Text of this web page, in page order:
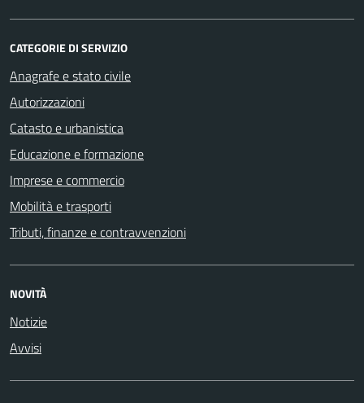
CATEGORIE DI SERVIZIO
Anagrafe e stato civile
Autorizzazioni
Catasto e urbanistica
Educazione e formazione
Imprese e commercio
Mobilità e trasporti
Tributi, finanze e contravvenzioni
NOVITÀ
Notizie
Avvisi